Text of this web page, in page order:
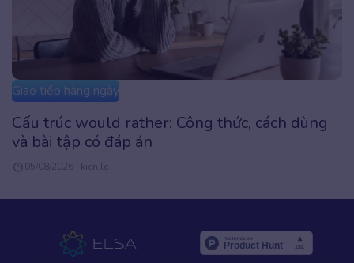
Giao tiếp hàng ngày
Google dịch đánh trọng âm: Cách sửa phát âm
tiếng Anh chuẩn
20/07/2026 | Admin